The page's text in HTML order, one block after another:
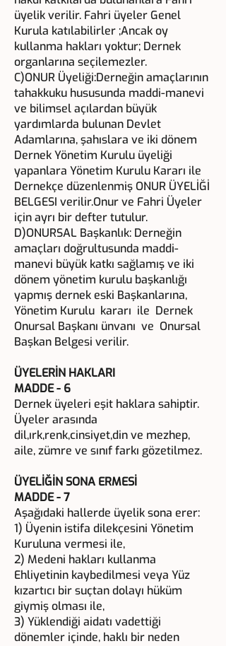
üyelik verilir. Fahri üyeler Genel
Kurula katılabilirler ;Ancak oy
kullanma hakları yoktur; Dernek
organlarına seçilemezler.
C)ONUR Üyeliği:Derneğin amaçlarının
tahakkuku hususunda maddi-manevi
ve bilimsel açılardan büyük
yardımlarda bulunan Devlet
Adamlarına, şahıslara ve iki dönem
Dernek Yönetim Kurulu üyeliği
yapanlara Yönetim Kurulu Kararı ile
Dernekçe düzenlenmiş ONUR ÜYELİĞİ
BELGESI verilir.Onur ve Fahri Üyeler
için ayrı bir defter tutulur.
D)ONURSAL Başkanlık: Derneğin
amaçları doğrultusunda maddi-
manevi büyük katkı sağlamış ve iki
dönem yönetim kurulu başkanlığı
yapmış dernek eski Başkanlarına,
Yönetim Kurulu kararı ile Dernek
Onursal Başkanı ünvanı ve Onursal
Başkan Belgesi verilir.
ÜYELERİN HAKLARI
MADDE - 6
Dernek üyeleri eşit haklara sahiptir.
Üyeler arasında
dil,ırk,renk,cinsiyet,din ve mezhep,
aile, zümre ve sınıf farkı gözetilmez.
ÜYELİĞİN SONA ERMESİ
MADDE - 7
Aşağıdaki hallerde üyelik sona erer:
1) Üyenin istifa dilekçesini Yönetim
Kuruluna vermesi ile,
2) Medeni hakları kullanma
Ehliyetinin kaybedilmesi veya Yüz
kızartıcı bir suçtan dolayı hüküm
giymiş olması ile,
3) Yüklendiği aidatı vadettiği
dönemler içinde, haklı bir neden